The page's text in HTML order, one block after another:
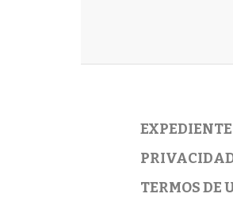
EXPEDIENTE
TERMOS DE